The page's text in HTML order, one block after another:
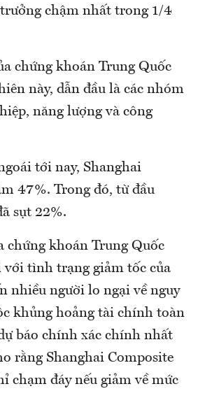
chậm nhất trong 1/4
chứng khoán Trung Quốc
này, dẫn đầu là các nhóm
năng lượng và công
tới nay, Shanghai
47%. Trong đó, từ đầu
sụt 22%.
chứng khoán Trung Quốc
với tình trạng giảm tốc của
nhiều người lo ngại về nguy
khủng hoảng tài chính toàn
báo chính xác chính nhất
rằng Shanghai Composite
chạm đáy nếu giảm về mức